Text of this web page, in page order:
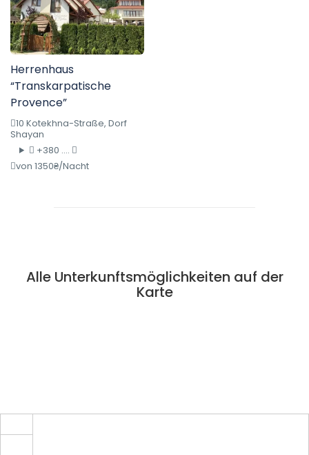
Herrenhaus
“Transkarpatische
Provence”
10 Kotekhna-Straße, Dorf
Shayan
+380 ....
von 1350₴/Nacht
Alle Unterkunftsmöglichkeiten auf der
Karte